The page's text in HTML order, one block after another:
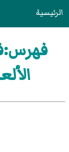
الرئيسية